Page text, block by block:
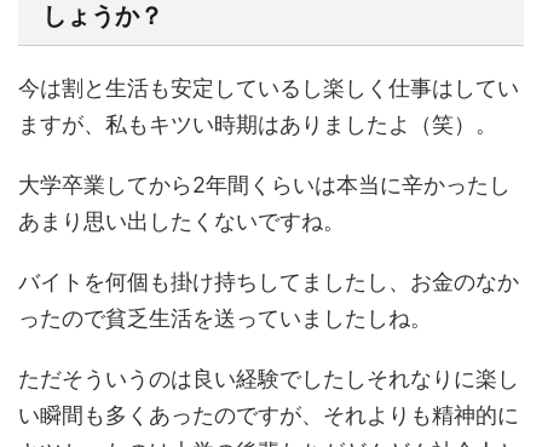
しょうか？
今は割と生活も安定しているし楽しく仕事はしてい
ますが、私もキツい時期はありましたよ（笑）。
大学卒業してから2年間くらいは本当に辛かったし
あまり思い出したくないですね。
バイトを何個も掛け持ちしてましたし、お金のなか
ったので貧乏生活を送っていましたしね。
ただそういうのは良い経験でしたしそれなりに楽し
い瞬間も多くあったのですが、それよりも精神的に